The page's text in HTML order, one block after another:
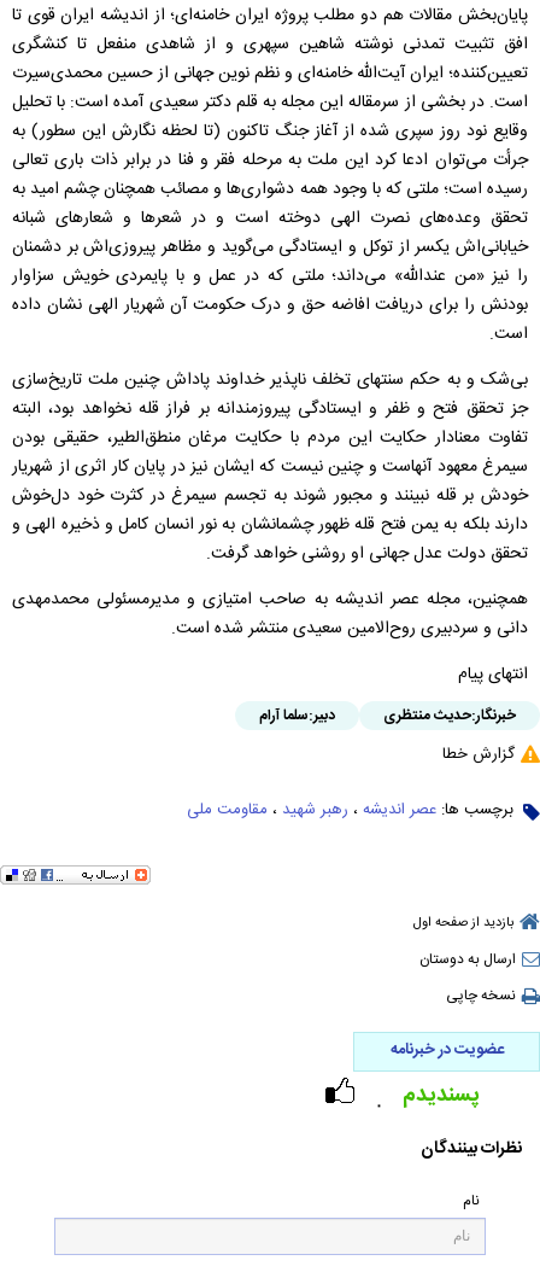
پایان‌بخش مقالات هم دو مطلب پروژه ایران خامنه‌ای؛ از اندیشه ایران قوی تا
افق تثبیت تمدنی نوشته شاهین سپهری و از شاهدی منفعل تا کنشگری
تعیین‌کننده؛ ایران آیت‌الله خامنه‌ای و نظم نوین جهانی از حسین محمدی‌سیرت
است. در بخشی از سرمقاله این مجله به قلم دکتر سعیدی آمده است: با تحلیل
وقایع نود روز سپری شده از آغاز جنگ تاکنون (تا لحظه نگارش این سطور) به
جرأت می‌توان ادعا کرد این ملت به مرحله فقر و فنا در برابر ذات باری تعالی
رسیده است؛ ملتی که با وجود همه دشواری‌ها و مصائب همچنان چشم امید به
تحقق وعده‌‌های نصرت الهی دوخته است و در شعرها و شعارهای شبانه
خیابانی‌اش یکسر از توکل و ایستادگی می‌گوید و مظاهر پیروزی‌اش بر دشمنان
را نیز «من عندالله» می‌داند؛ ملتی که در عمل و با پایمردی خویش سزاوار
بودنش را برای دریافت افاضه حق و درک حکومت آن شهریار الهی نشان داده
است.
بی‌شک و به حکم سنتهای تخلف ناپذیر خداوند پاداش چنین ملت تاریخ‌سازی
جز تحقق فتح و ظفر و ایستادگی پیروزمندانه بر فراز قله نخواهد بود، البته
تفاوت معنادار حکایت این مردم با حکایت مرغان منطق‌الطیر، حقیقی بودن
سیمرغ معهود آنهاست و چنین نیست که ایشان نیز در پایان کار اثری از شهریار
خودش بر قله نبینند و مجبور شوند به تجسم سیمرغ در کثرت خود دل‌خوش
دارند بلکه به یمن فتح قله ظهور چشمانشان به نور انسان کامل و ذخیره الهی و
تحقق دولت عدل جهانی او روشنی خواهد گرفت.
همچنین، مجله عصر اندیشه به صاحب امتیازی و مدیرمسئولی محمدمهدی
دانی و سردبیری روح‌الامین سعیدی منتشر شده است.
انتهای پیام
خبرنگار:حدیث منتظری دبیر:سلما آرام
گزارش خطا
برچسب ها: عصر اندیشه ، رهبر شهید ، مقاومت ملی
بازدید از صفحه اول
ارسال به دوستان
نسخه چاپی
عضویت در خبرنامه
۰ پسندیدم
نظرات بینندگان
نام